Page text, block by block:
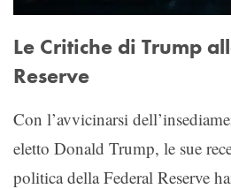
Le Critiche di Trump
Reserve
Con l’avvicinarsi
eletto Donald Trump, le sue
politica della Federal Reserve